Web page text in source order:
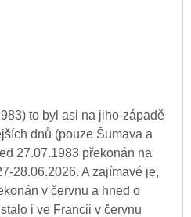
to byl asi na jiho-západě
dnů (pouze Šumava a
27.07.1983 překonán na
28.06.2026. A zajímavé je,
v červnu a hned o
i ve Francii v červnu